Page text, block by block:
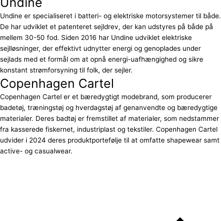
Undine er specialiseret i batteri- og elektriske motorsystemer til både.
De har udviklet et patenteret sejldrev, der kan udstyres på både på
mellem 30-50 fod. Siden 2016 har Undine udviklet elektriske
sejlløsninger, der effektivt udnytter energi og genoplades under
sejlads med et formål om at opnå energi-uafhængighed og sikre
konstant strømforsyning til folk, der sejler.
Copenhagen Cartel
Copenhagen Cartel er et bæredygtigt modebrand, som producerer
badetøj, træningstøj og hverdagstøj af genanvendte og bæredygtige
materialer. Deres badtøj er fremstillet af materialer, som nedstammer
fra kasserede fiskernet, industriplast og tekstiler. Copenhagen Cartel
udvider i 2024 deres produktportefølje til at omfatte shapewear samt
active- og casualwear.